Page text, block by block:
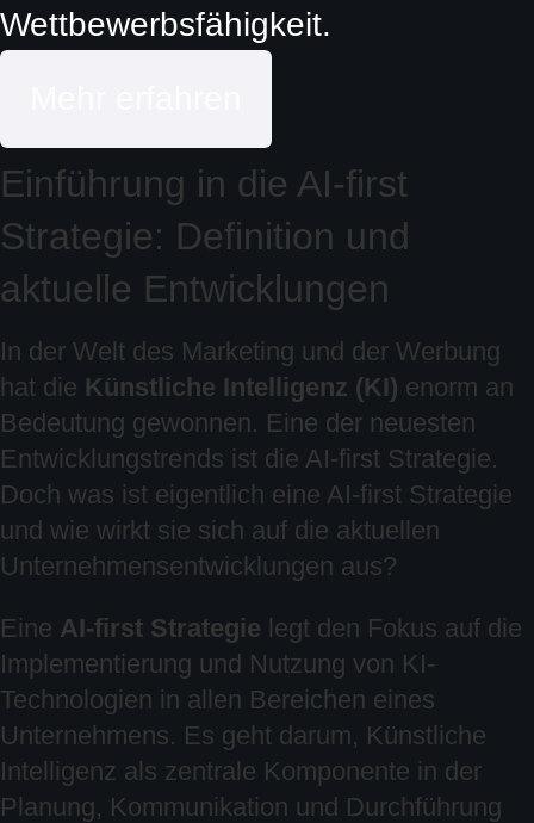
Wettbewerbsfähigkeit.
Einführung in die AI-first
Strategie: Definition und
aktuelle Entwicklungen
In der Welt des Marketing und der Werbung
hat die Künstliche Intelligenz (KI) enorm an
Bedeutung gewonnen. Eine der neuesten
Entwicklungstrends ist die AI-first Strategie.
Doch was ist eigentlich eine AI-first Strategie
und wie wirkt sie sich auf die aktuellen
Unternehmensentwicklungen aus?
Eine AI-first Strategie legt den Fokus auf die
Implementierung und Nutzung von KI-
Technologien in allen Bereichen eines
Unternehmens. Es geht darum, Künstliche
Intelligenz als zentrale Komponente in der
Planung, Kommunikation und Durchführung